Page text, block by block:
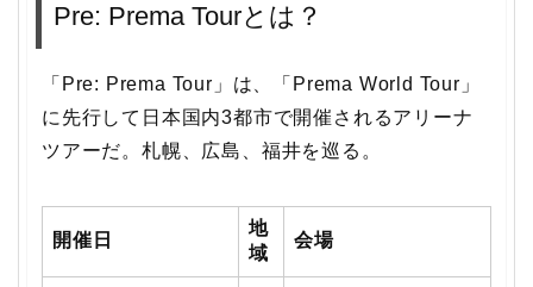
Pre: Prema Tourとは？
「Pre: Prema Tour」は、「Prema World Tour」
に先行して日本国内3都市で開催されるアリーナ
ツアーだ。札幌、広島、福井を巡る。
開催日
地
域
会場